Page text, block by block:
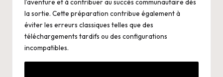
l’aventure et à contribuer au succès communautaire dès
la sortie. Cette préparation contribue également à
éviter les erreurs classiques telles que des
téléchargements tardifs ou des configurations
incompatibles.